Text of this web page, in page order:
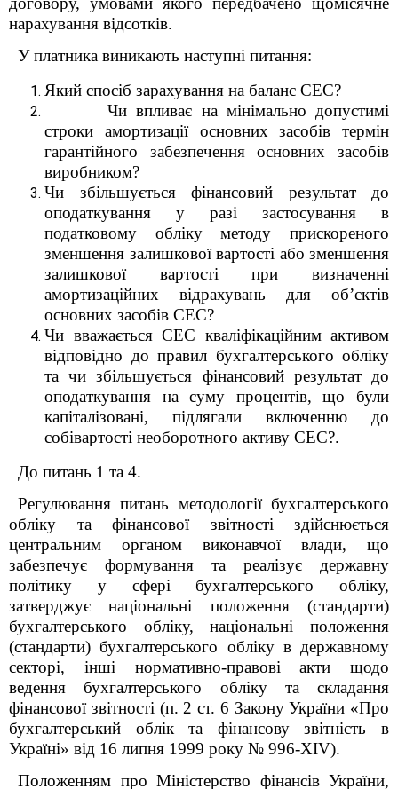
нарахування відсотків.
У платника виникають наступні питання:
Який спосіб зарахування на баланс СЕС?
Чи впливає на мінімально допустимі
строки амортизації основних засобів термін
гарантійного забезпечення основних засобів
виробником?
Чи збільшується фінансовий результат до
оподаткування у разі застосування в
податковому обліку методу прискореного
зменшення залишкової вартості або зменшення
залишкової вартості при визначенні
амортизаційних відрахувань для об’єктів
основних засобів СЕС?
Чи вважається СЕС кваліфікаційним активом
відповідно до правил бухгалтерського обліку
та чи збільшується фінансовий результат до
оподаткування на суму процентів, що були
капіталізовані, підлягали включенню до
собівартості необоротного активу СЕС?.
До питань 1 та 4.
Регулювання питань методології бухгалтерського
обліку та фінансової звітності здійснюється
центральним органом виконавчої влади, що
забезпечує формування та реалізує державну
політику у сфері бухгалтерського обліку,
затверджує національні положення (стандарти)
бухгалтерського обліку, національні положення
(стандарти) бухгалтерського обліку в державному
секторі, інші нормативно-правові акти щодо
ведення бухгалтерського обліку та складання
фінансової звітності (п. 2 ст. 6 Закону України «Про
бухгалтерський облік та фінансову звітність в
Україні» від 16 липня 1999 року № 996-XIV).
Положенням про Міністерство фінансів України,